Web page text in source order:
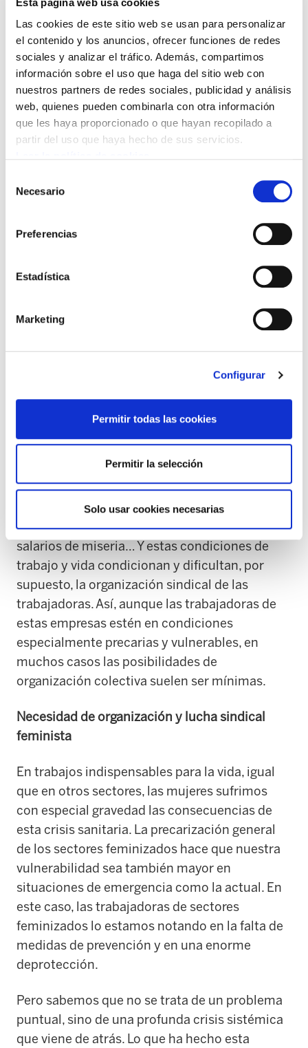
Las cookies de este sitio web se usan para personalizar
el contenido y los anuncios, ofrecer funciones de redes
sociales y analizar el tráfico. Además, compartimos
información sobre el uso que haga del sitio web con
nuestros partners de redes sociales, publicidad y análisis
web, quienes pueden combinarla con otra información
que les haya proporcionado o que hayan recopilado a
partir del uso que haya hecho de sus servicios.
Necesario
Preferencias
Estadística
Marketing
Configurar
Permitir todas las cookies
Permitir la selección
Solo usar cookies necesarias
Las trabajadoras de las residencias siguen
poniendo en estos momentos sobre la mesa
situaciones que habían venido denunciando
con anterioridad (escasez de personal, cargas
de trabajo excesivas, condiciones laborales
precarias…). De hecho, tienen claro que la crisis
de cuidados viene de atrás.
¿Y los sectores feminizados que no son
También en sectores que no son tan básicos la
especialmente precaria, y especialmente
como la que vivimos. Es el caso de la foto que
llamadatelemarketing. En este sector donde
las trabajadoras son la inmensa mayoría, están
mínima y sin desinfección alguna del
Las condiciones laborales de los sectores
feminizados de servicios suelen presentar
características comunes: temporalidad,
jornadas parciales, riesgos psicosociales,
salarios de miseria… Y estas condiciones de
trabajo y vida condicionan y dificultan, por
supuesto, la organización sindical de las
trabajadoras. Así, aunque las trabajadoras de
estas empresas estén en condiciones
especialmente precarias y vulnerables, en
muchos casos las posibilidades de
organización colectiva suelen ser mínimas.
Necesidad de organización y lucha sindical
feminista
En trabajos indispensables para la vida, igual
que en otros sectores, las mujeres sufrimos
con especial gravedad las consecuencias de
esta crisis sanitaria. La precarización general
de los sectores feminizados hace que nuestra
vulnerabilidad sea también mayor en
situaciones de emergencia como la actual. En
este caso, las trabajadoras de sectores
feminizados lo estamos notando en la falta de
medidas de prevención y en una enorme
deprotección.
Pero sabemos que no se trata de un problema
puntual, sino de una profunda crisis sistémica
que viene de atrás. Lo que ha hecho esta